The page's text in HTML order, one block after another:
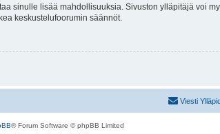
sinulle lisää mahdollisuuksia. Sivuston ylläpitäjä voi
keskustelufoorumin säännöt.
Viesti
® Forum Software © phpBB Limited